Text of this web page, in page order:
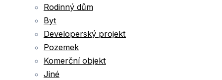
Rodinný dům
Byt
Developerský projekt
Pozemek
Komerční objekt
Jiné